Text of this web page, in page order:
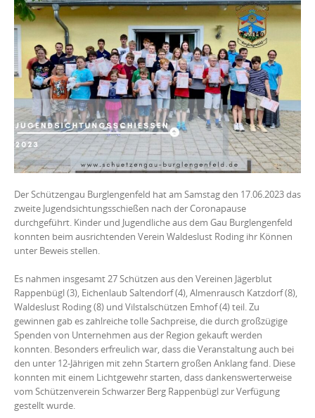
Der Schützengau Burglengenfeld hat am Samstag den 17.06.2023 das
zweite Jugendsichtungsschießen nach der Coronapause
durchgeführt. Kinder und Jugendliche aus dem Gau Burglengenfeld
konnten beim ausrichtenden Verein Waldeslust Roding ihr Können
unter Beweis stellen.
Es nahmen insgesamt 27 Schützen aus den Vereinen Jägerblut
Rappenbügl (3), Eichenlaub Saltendorf (4), Almenrausch Katzdorf (8),
Waldeslust Roding (8) und Vilstalschützen Emhof (4) teil. Zu
gewinnen gab es zahlreiche tolle Sachpreise, die durch großzügige
Spenden von Unternehmen aus der Region gekauft werden
konnten. Besonders erfreulich war, dass die Veranstaltung auch bei
den unter 12-Jährigen mit zehn Startern großen Anklang fand. Diese
konnten mit einem Lichtgewehr starten, dass dankenswerterweise
vom Schützenverein Schwarzer Berg Rappenbügl zur Verfügung
gestellt wurde.